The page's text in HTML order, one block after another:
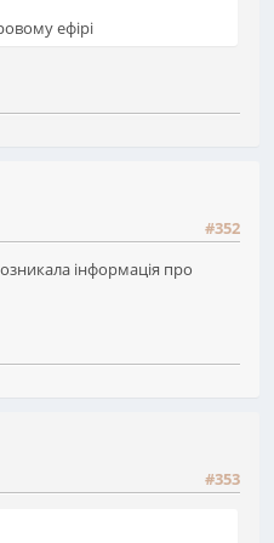
ефірі
#352
інформація про
#353